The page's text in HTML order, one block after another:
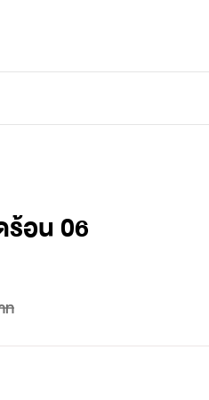
เข้าสู่ระบบ
ร้อน 06
ท